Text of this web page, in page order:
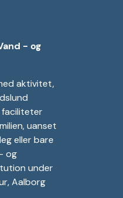
- og
aktivitet,
faciliteter
uanset
eller bare
og
under
Aalborg